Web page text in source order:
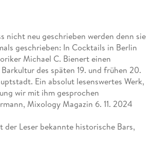
nicht neu geschrieben werden denn sie
geschrieben: In Cocktails in Berlin
Michael C. Bienert einen
des späten 19. und frühen 20.
Ein absolut lesenswertes Werk,
wir mit ihm gesprochen
Mixology Magazin 6. 11. 2024
der Leser bekannte historische Bars,